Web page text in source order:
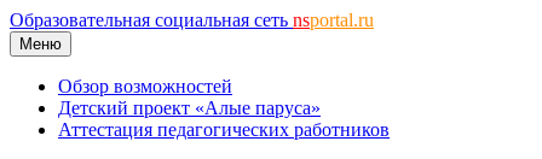
Образовательная социальная сеть nsportal.ru
Меню
Обзор возможностей
Детский проект «Алые паруса»
Аттестация педагогических работников